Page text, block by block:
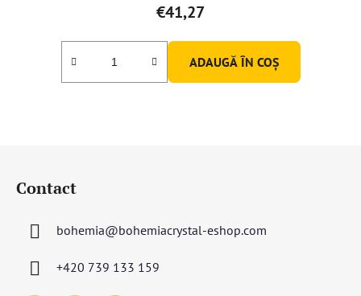
€41,27
ADAUGĂ ÎN COŞ
Contact
bohemia@bohemiacrystal-eshop.com
+420 739 133 159